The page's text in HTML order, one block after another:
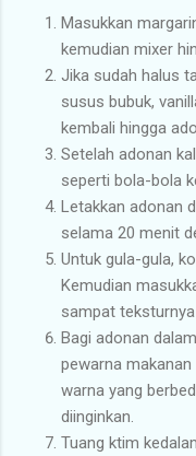
Masukkan
kemudian mixer
Jika sudah halus
susus bubuk,
kembali hingga
Setelah adonan
seperti bola-bola
Letakkan adonan
selama 20 menit
Untuk gula-gula,
Kemudian
sampat
Bagi adonan
pewarna
warna yang
diinginkan.
Tuang ktim